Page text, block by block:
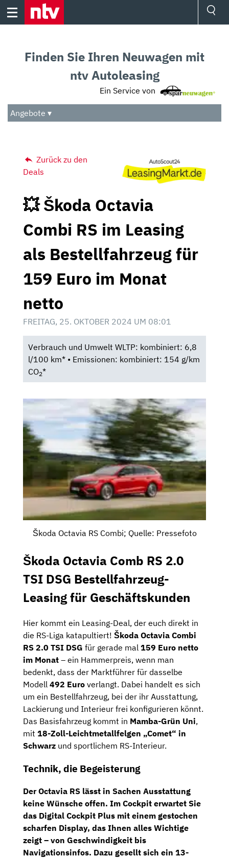
Skip
Audio
Das Beste
Finden Sie Ihren Neuwagen mit
ntv Autoleasing
Ein Service von
Angebote ▾
Zurück zu den
Deals
💥 Škoda Octavia
Combi RS im Leasing
als Bestellfahrzeug für
159 Euro im Monat
netto
FREITAG, 25. OKTOBER 2024 UM 08:01
Verbrauch und Umwelt WLTP: kombiniert: 6,8
l/100 km* • Emissionen: kombiniert: 154 g/km
CO2*
Škoda Octavia RS Combi; Quelle: Pressefoto
Škoda Octavia Comb RS 2.0
TSI DSG Bestellfahrzeug-
Leasing für Geschäftskunden
Hier kommt ein Leasing-Deal, der euch direkt in
die RS-Liga katapultiert! Škoda Octavia Combi
RS 2.0 TSI DSG für gerade mal 159 Euro netto
im Monat – ein Hammerpreis, wenn man
bedenkt, dass der Marktführer für dasselbe
Modell 492 Euro verlangt. Dabei handelt es sich
um ein Bestellfahrzeug, bei der ihr Ausstattung,
Lackierung und Interieur frei konfigurieren könnt.
Das Basisfahrzeug kommt in Mamba-Grün Uni,
mit 18-Zoll-Leichtmetallfelgen „Comet“ in
Schwarz und sportlichem RS-Interieur.
Technik, die Begeisterung
Der Octavia RS lässt in Sachen Ausstattung
keine Wünsche offen. Im Cockpit erwartet Sie
das Digital Cockpit Plus mit einem gestochen
scharfen Display, das Ihnen alles Wichtige
zeigt – von Geschwindigkeit bis
Navigationsinfos. Dazu gesellt sich ein 13-